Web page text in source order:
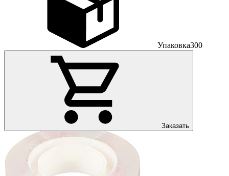
Упаковка300
Заказать